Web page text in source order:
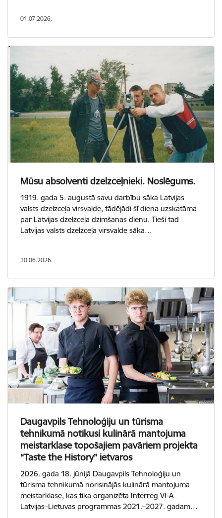
01.07.2026.
Mūsu absolventi dzelzceļnieki. Noslēgums.
1919. gada 5. augustā savu darbību sāka Latvijas
valsts dzelzceļa virsvalde, tādējādi šī diena uzskatāma
par Latvijas dzelzceļa dzimšanas dienu. Tieši tad
Latvijas valsts dzelzceļa virsvalde sāka…
30.06.2026.
Daugavpils Tehnoloģiju un tūrisma
tehnikumā notikusi kulinārā mantojuma
meistarklase topošajiem pavāriem projekta
“Taste the History” ietvaros
2026. gada 18. jūnijā Daugavpils Tehnoloģiju un
tūrisma tehnikumā norisinājās kulinārā mantojuma
meistarklase, kas tika organizēta Interreg VI-A
Latvijas–Lietuvas programmas 2021.–2027. gadam…